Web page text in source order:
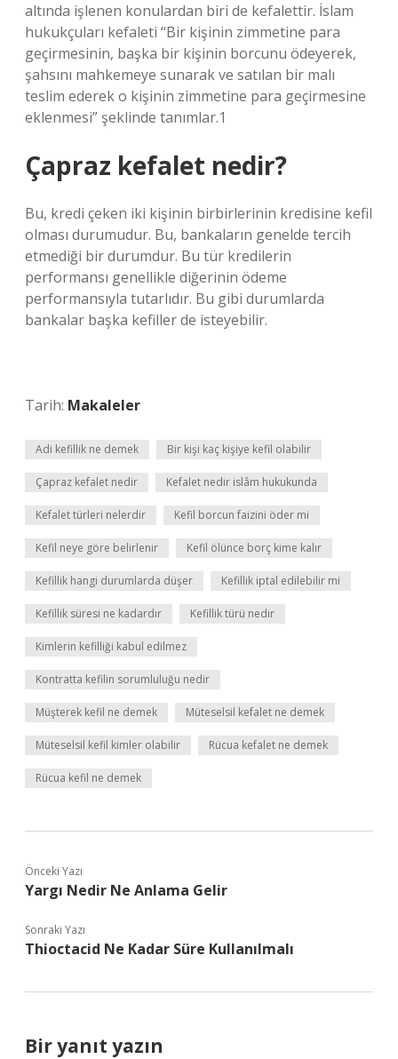
altında işlenen konulardan biri de kefalettir. İslam
hukukçuları kefaleti “Bir kişinin zimmetine para
geçirmesinin, başka bir kişinin borcunu ödeyerek,
şahsını mahkemeye sunarak ve satılan bir malı
teslim ederek o kişinin zimmetine para geçirmesine
eklenmesi” şeklinde tanımlar.1
Çapraz kefalet nedir?
Bu, kredi çeken iki kişinin birbirlerinin kredisine kefil
olması durumudur. Bu, bankaların genelde tercih
etmediği bir durumdur. Bu tür kredilerin
performansı genellikle diğerinin ödeme
performansıyla tutarlıdır. Bu gibi durumlarda
bankalar başka kefiller de isteyebilir.
Tarih: Makaleler
Adi kefillik ne demek Bir kişi kaç kişiye kefil olabilir
Çapraz kefalet nedir Kefalet nedir islâm hukukunda
Kefalet türleri nelerdir Kefil borcun faizini öder mi
Kefil neye göre belirlenir Kefil ölünce borç kime kalır
Kefillik hangi durumlarda düşer Kefillik iptal edilebilir mi
Kefillik süresi ne kadardır Kefillik türü nedir
Kimlerin kefilliği kabul edilmez
Kontratta kefilin sorumluluğu nedir
Müşterek kefil ne demek Müteselsil kefalet ne demek
Müteselsil kefil kimler olabilir Rücua kefalet ne demek
Rücua kefil ne demek
Önceki Yazı
Yargı Nedir Ne Anlama Gelir
Sonraki Yazı
Thioctacid Ne Kadar Süre Kullanılmalı
Bir yanıt yazın